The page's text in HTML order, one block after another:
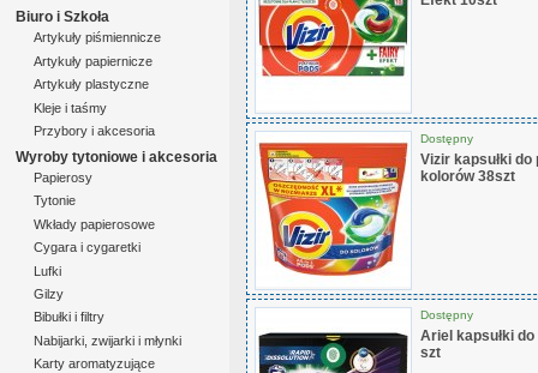
Biuro i Szkoła
Artykuły piśmiennicze
Artykuły papiernicze
Artykuły plastyczne
Kleje i taśmy
Przybory i akcesoria
Wyroby tytoniowe i akcesoria
Papierosy
Tytonie
Wkłady papierosowe
Cygara i cygaretki
Lufki
Gilzy
Bibułki i filtry
Nabijarki, zwijarki i młynki
Karty aromatyzujące
Dostępny
Vizir kapsułki
kolorów 38szt
Dostępny
Ariel kapsułki
szt